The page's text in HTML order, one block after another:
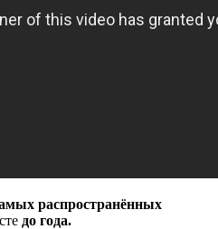
распространённых
до года.